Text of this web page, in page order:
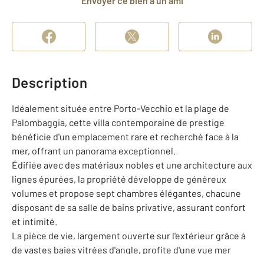
Description
Idéalement située entre Porto-Vecchio et la plage de
Palombaggia, cette villa contemporaine de prestige
bénéficie d'un emplacement rare et recherché face à la
mer, offrant un panorama exceptionnel.
Édifiée avec des matériaux nobles et une architecture aux
lignes épurées, la propriété développe de généreux
volumes et propose sept chambres élégantes, chacune
disposant de sa salle de bains privative, assurant confort
et intimité.
La pièce de vie, largement ouverte sur l'extérieur grâce à
de vastes baies vitrées d'angle, profite d'une vue mer